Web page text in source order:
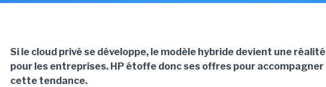
Si le cloud privé se développe, le modèle hybride devient une réalité
pour les entreprises. HP étoffe donc ses offres pour accompagner
cette tendance.